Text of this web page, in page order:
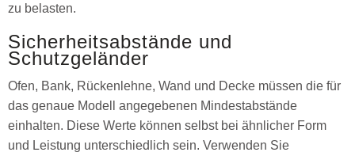
zu belasten.
Sicherheitsabstände und
Schutzgeländer
Ofen, Bank, Rückenlehne, Wand und Decke müssen die für
das genaue Modell angegebenen Mindestabstände
einhalten. Diese Werte können selbst bei ähnlicher Form
und Leistung unterschiedlich sein. Verwenden Sie